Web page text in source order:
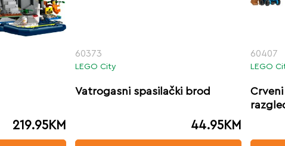
219.95KM
60373
LEGO City
Vatrogasni spasilački brod
44.95KM
60407
LEGO